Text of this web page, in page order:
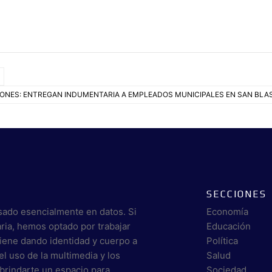
ENTREGAN INDUMENTARIA A EMPLEADOS MUNICIPALES EN SAN
esencialmente en datos. Si
hemos optado por trabajar
dando identidad y cuerpo a
uso de la multimedia y los
SECCIONES
Economía
Educación
Política
Salud